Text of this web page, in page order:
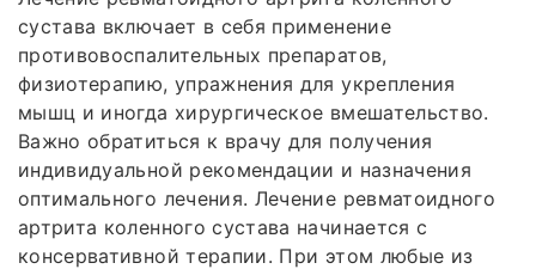
сустава включает в себя применение
противовоспалительных препаратов,
физиотерапию, упражнения для укрепления
мышц и иногда хирургическое вмешательство.
Важно обратиться к врачу для получения
индивидуальной рекомендации и назначения
оптимального лечения. Лечение ревматоидного
артрита коленного сустава начинается с
консервативной терапии. При этом любые из